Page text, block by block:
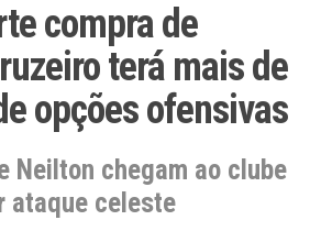
compra de
terá mais de
opções ofensivas
Neilton chegam ao clube
ataque celeste